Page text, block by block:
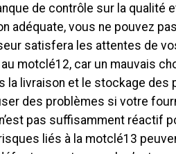
de contrôle sur la qualité
adéquate, vous ne pouvez
satisfera les attentes de
motclé12, car un mauvais
la livraison et le stockage des
des problèmes si votre
pas suffisamment réactif
liés à la motclé13